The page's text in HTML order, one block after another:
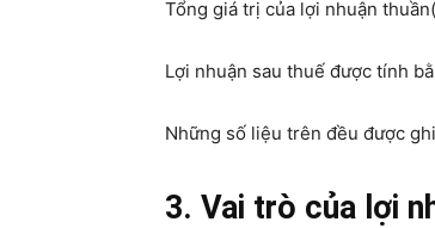
Tổng giá trị của lợi nhuận
Lợi nhuận sau thuế được tính
Những số liệu trên đều được
3. Vai trò của lợi